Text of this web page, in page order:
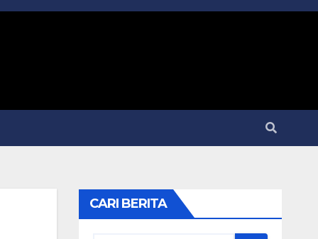
CARI BERITA